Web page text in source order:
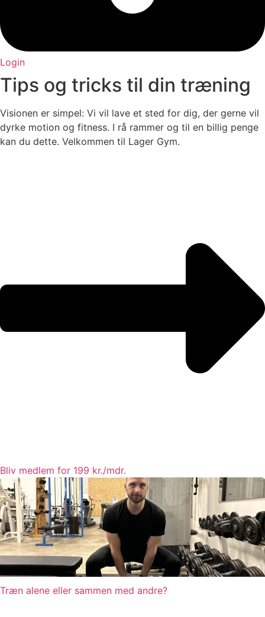
Login
Tips og tricks til din træning
Visionen er simpel: Vi vil lave et sted for dig, der gerne vil
dyrke motion og fitness. I rå rammer og til en billig penge
kan du dette. Velkommen til Lager Gym.
Bliv medlem for 199 kr./mdr.
Træn alene eller sammen med andre?